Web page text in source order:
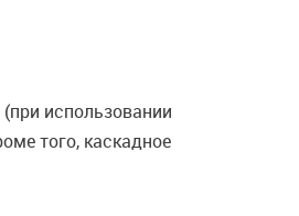
использовании
того, каскадное